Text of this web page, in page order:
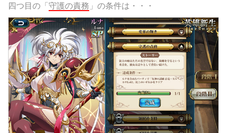
四つ目の「 守護の責務 」の条件は・・・